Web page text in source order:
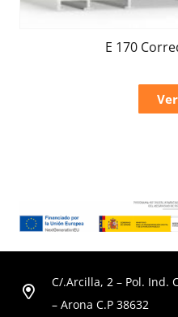
E 170
C/.Arcilla, 2 – Pol. Ind.
– Arona C.P 38632